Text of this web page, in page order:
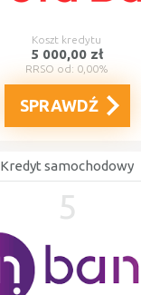
Koszt kredytu
5 000,00 zł
RRSO od: 0,00%
SPRAWDŹ
Kredyt samochodowy
5